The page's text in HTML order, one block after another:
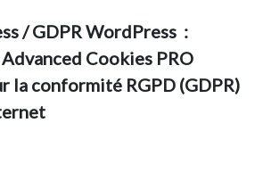
/ GDPR WordPress :
Cookies PRO
la conformité RGPD (GDPR)